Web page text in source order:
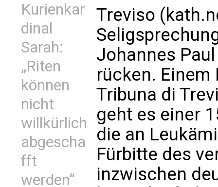
Kurienkar
dinal
Sarah:
„Riten
können
nicht
willkürlich
abgescha
fft
werden“
Treviso
Johannes
rücken.
Tribuna di
geht es einer
die an
Fürbitte des
inzwischen